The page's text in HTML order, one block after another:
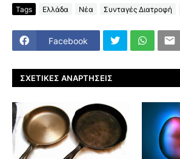
Tags Ελλάδα Νέα Συνταγές Διατροφή
Facebook
ΣΧΕΤΙΚΈΣ ΑΝΑΡΤΉΣΕΙΣ